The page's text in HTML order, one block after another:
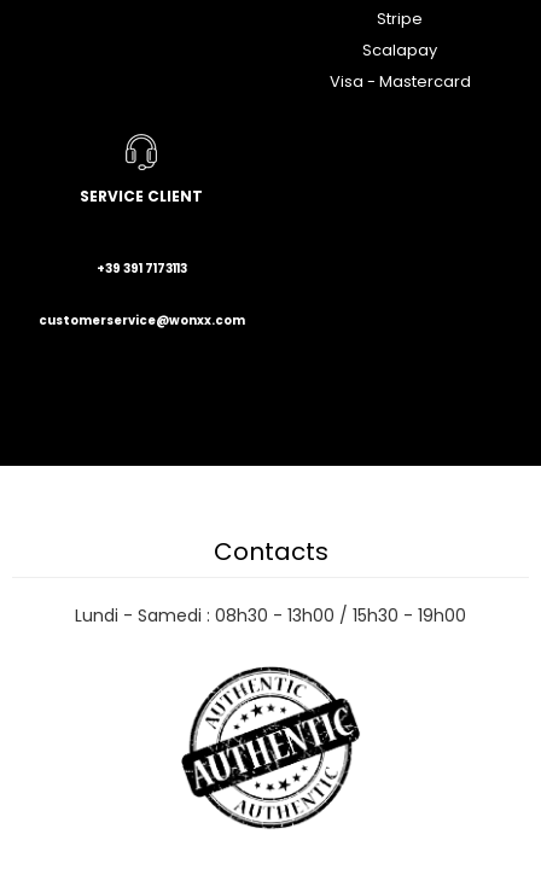
Stripe
Scalapay
Visa - Mastercard
SERVICE CLIENT
+39 391 7173113
customerservice@wonxx.com
Contacts
Lundi - Samedi : 08h30 - 13h00 / 15h30 - 19h00